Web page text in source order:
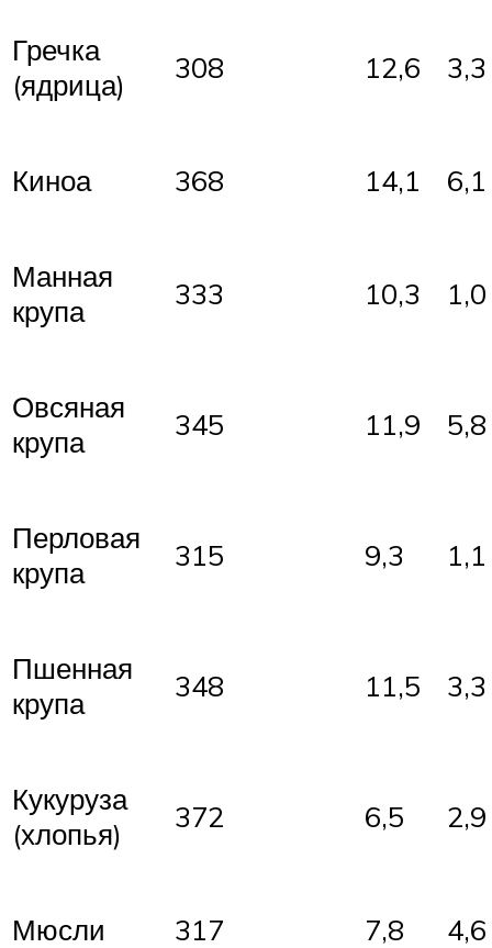
Гречка
(ядрица)
308 12,6 3,3
Киноа 368 14,1 6,1
Манная
крупа
333 10,3 1,0
Овсяная
крупа
345 11,9 5,8
Перловая
крупа
315 9,3 1,1
Пшенная
крупа
348 11,5 3,3
Кукуруза
(хлопья)
372 6,5 2,9
Мюсли 317 7,8 4,6